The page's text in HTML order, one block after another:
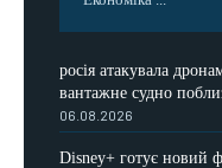
росія атакувала
вантажне судно
06.08.2026
Disney+ готує новий